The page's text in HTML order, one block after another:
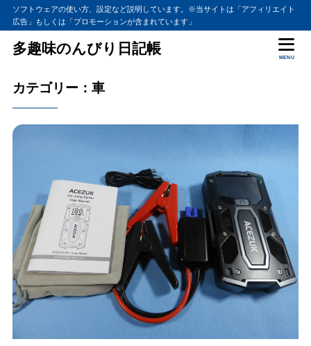
ソフトウェアの使い方、設定など説明しています。※当サイトは「アフィリエイト
広告」もしくは「プロモーションが含まれています」
多趣味のんびり日記帳
MENU
カテゴリー：車